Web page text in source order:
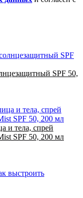
SPF 50,
и тела, спрей
SPF 50, 200 мл